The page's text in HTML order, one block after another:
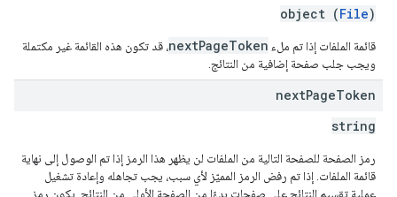
object (File)
قائمة الملفات إذا تم ملء nextPageToken، قد تكون هذه القائمة غير مكتملة
ويجب جلب صفحة إضافية من النتائج.
nextPageToken
string
رمز الصفحة للصفحة التالية من الملفات لن يظهر هذا الرمز إذا تم الوصول إلى نهاية
قائمة الملفات. إذا تم رفض الرمز المميّز لأي سبب، يجب تجاهله وإعادة تشغيل
عملية تقسيم النتائج على صفحات بدءًا من الصفحة الأولى من النتائج. يكون رمز